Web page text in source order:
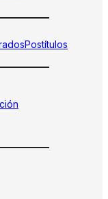
Postítulos